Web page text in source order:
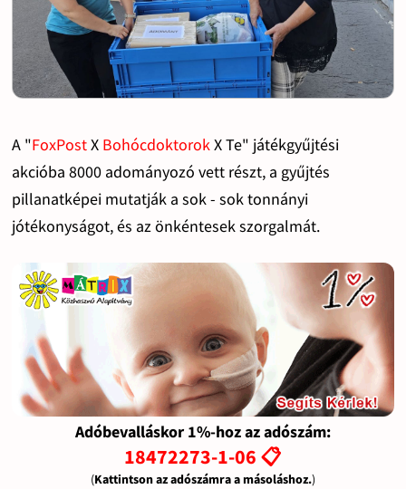
A "FoxPostX BohócdoktorokX Te" játékgyűjtési
akcióba 8000 adományozó vett részt, a gyűjtés
pillanatképei mutatják a sok - sok tonnányi
jótékonyságot, és az önkéntesek szorgalmát.
Adóbevalláskor 1%-hoz az adószám:
18472273-1-06 📋
(Kattintson az adószámra a másoláshoz.)